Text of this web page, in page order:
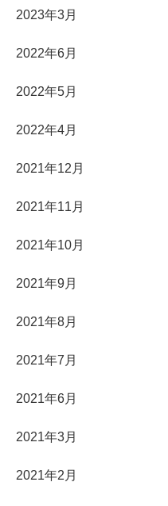
2023年3月
2022年6月
2022年5月
2022年4月
2021年12月
2021年11月
2021年10月
2021年9月
2021年8月
2021年7月
2021年6月
2021年3月
2021年2月